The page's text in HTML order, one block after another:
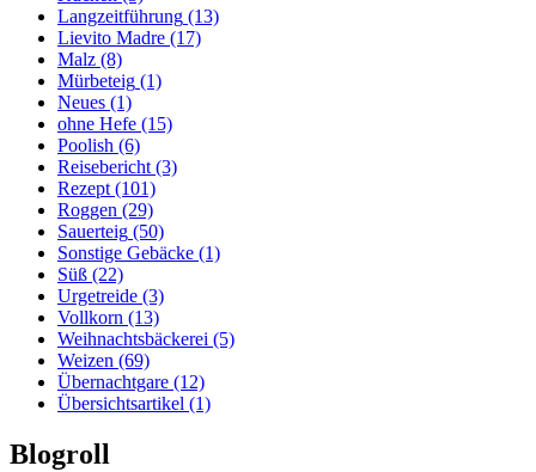
Langzeitführung (13)
Lievito Madre (17)
Malz (8)
Mürbeteig (1)
Neues (1)
ohne Hefe (15)
Poolish (6)
Reisebericht (3)
Rezept (101)
Roggen (29)
Sauerteig (50)
Sonstige Gebäcke (1)
Süß (22)
Urgetreide (3)
Vollkorn (13)
Weihnachtsbäckerei (5)
Weizen (69)
Übernachtgare (12)
Übersichtsartikel (1)
Blogroll